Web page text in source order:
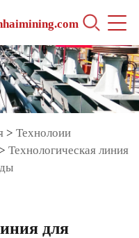
>Технолоии
Технологическая линия
для